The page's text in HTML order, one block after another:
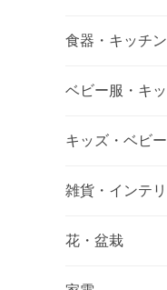
食器・キッチ
ベビー服・キ
キッズ・ベビー
雑貨・インテ
花・盆栽